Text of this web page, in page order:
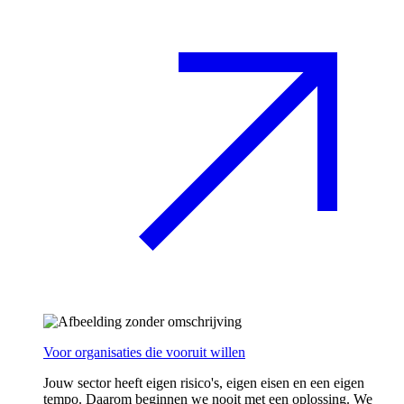
Voor organisaties die vooruit willen
Jouw sector heeft eigen risico's, eigen eisen en een eigen
tempo. Daarom beginnen we nooit met een oplossing. We